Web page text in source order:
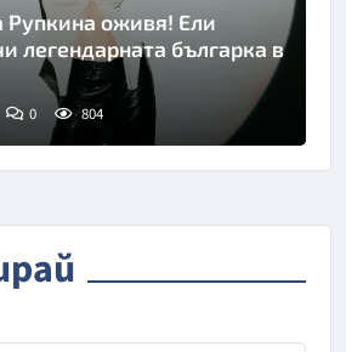
Рупкина оживя! Ели
легендарната българка в
0 804